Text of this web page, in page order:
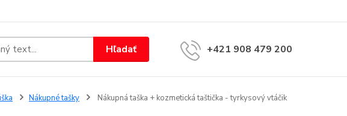
Hľadať +421 908 479 200
Nákupné tašky Nákupná taška + kozmetická taštička - tyrkysový vtáčik